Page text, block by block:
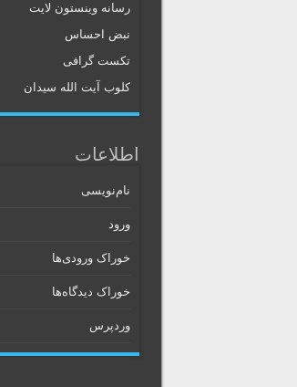
رسانه وینستون لایت
نبض احساس
تکست گرافی
کلوب آیت الله سیدان
اطلاعات
نام‌نویسی
ورود
خوراک ورودی‌ها
خوراک دیدگاه‌ها
وردپرس